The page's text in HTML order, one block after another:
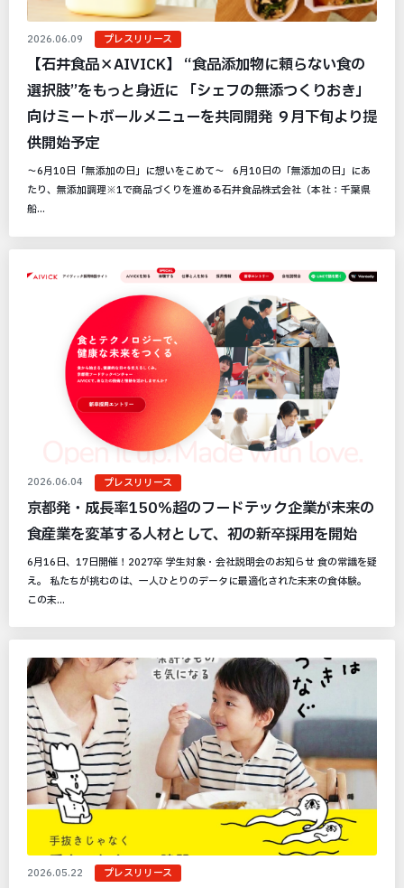
2026.06.09 プレスリリース
【石井食品×AIVICK】 “食品添加物に頼らない食の
選択肢”をもっと身近に 「シェフの無添つくりおき」
向けミートボールメニューを共同開発 ９月下旬より提
供開始予定
～6月10日「無添加の日」に想いをこめて～ 6月10日の「無添加の日」にあ
たり、無添加調理※1で商品づくりを進める石井食品株式会社（本社：千葉県
船...
2026.06.04 プレスリリース
京都発・成長率150％超のフードテック企業が未来の
食産業を変革する人材として、初の新卒採用を開始
6月16日、17日開催！2027卒 学生対象・会社説明会のお知らせ 食の常識を疑
え。 私たちが挑むのは、一人ひとりのデータに最適化された未来の食体験。
この未...
2026.05.22 プレスリリース